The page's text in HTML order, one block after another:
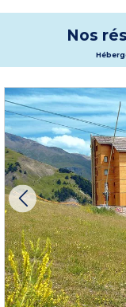
Nos